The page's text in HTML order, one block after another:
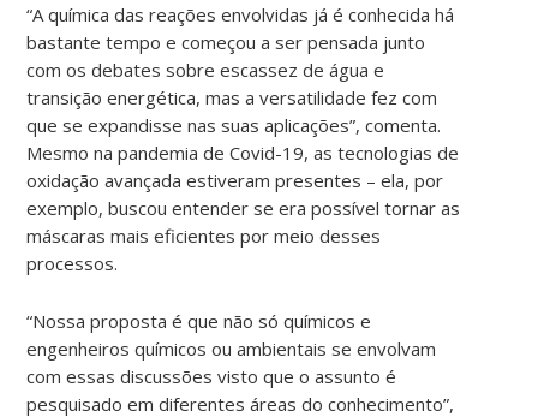
“A química das reações envolvidas já é conhecida há
bastante tempo e começou a ser pensada junto
com os debates sobre escassez de água e
transição energética, mas a versatilidade fez com
que se expandisse nas suas aplicações”, comenta.
Mesmo na pandemia de Covid-19, as tecnologias de
oxidação avançada estiveram presentes – ela, por
exemplo, buscou entender se era possível tornar as
máscaras mais eficientes por meio desses
processos.
“Nossa proposta é que não só químicos e
engenheiros químicos ou ambientais se envolvam
com essas discussões visto que o assunto é
pesquisado em diferentes áreas do conhecimento”,